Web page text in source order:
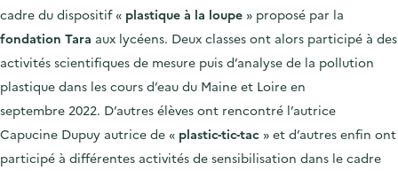
cadre du dispositif « plastique à la loupe » proposé par la
fondation Tara aux lycéens. Deux classes ont alors participé à des
activités scientifiques de mesure puis d’analyse de la pollution
plastique dans les cours d’eau du Maine et Loire en
septembre 2022. D’autres élèves ont rencontré l’autrice
Capucine Dupuy autrice de « plastic-tic-tac » et d’autres enfin ont
participé à différentes activités de sensibilisation dans le cadre